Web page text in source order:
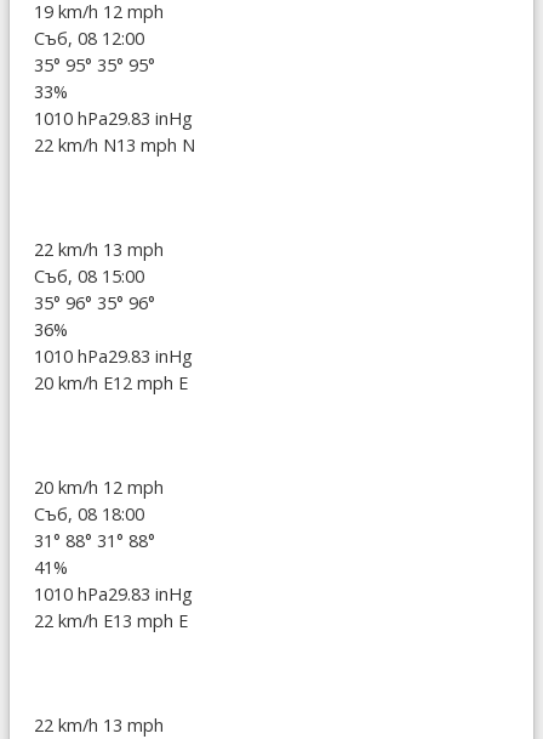
19 km/h 12 mph
Съб, 08 12:00
35° 95° 35° 95°
33%
1010 hPa29.83 inHg
22 km/h N13 mph N
22 km/h 13 mph
Съб, 08 15:00
35° 96° 35° 96°
36%
1010 hPa29.83 inHg
20 km/h E12 mph E
20 km/h 12 mph
Съб, 08 18:00
31° 88° 31° 88°
41%
1010 hPa29.83 inHg
22 km/h E13 mph E
22 km/h 13 mph